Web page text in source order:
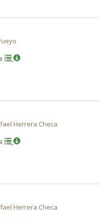
Herrera Checa
Herrera Checa